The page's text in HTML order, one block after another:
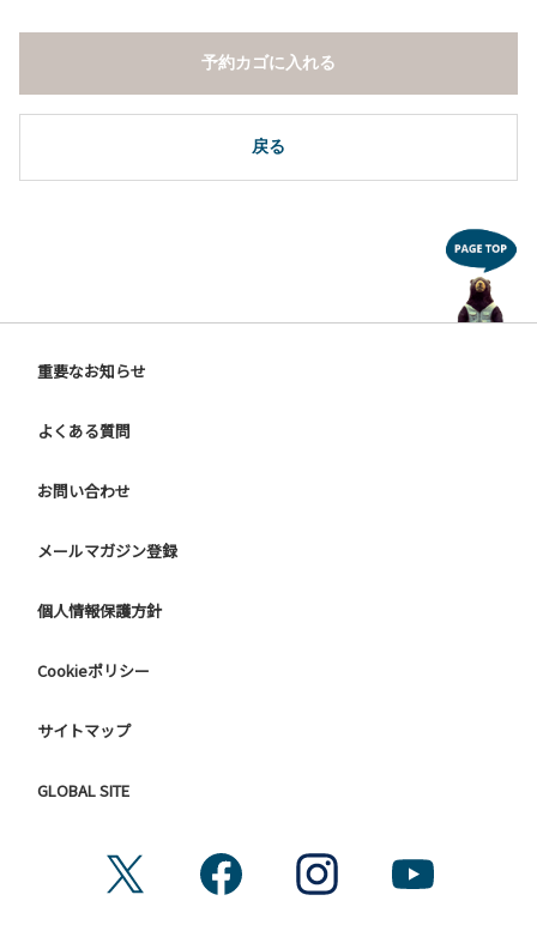
床面から高さ60cm以上離してご利用ください。
８.炭火の利用後は炭の鎮火の確認をお願いいたします。
９.BBQ台（BBQコンロやグリル）の貸出はございません。
10.駐車場や芝生スペースを含め、コテージ周辺でのタープ・
テントの設営、テーブル・椅子の持ち出しは禁止です。
２.安全管理上、お子様の単独での行動はご遠慮ください。
４.ご訪問客とのサイト内での面会はご遠慮願います。
６.周囲に迷惑となるような行為（夜間の大声での談笑等）や
７.BBQ台（BBQコンロやグリル）は床面から高さ60cm以上
さい。
９ ユニットハウス内のシンクでは、コンロや網などの洗浄は
１．サイト内への車両の進入
３．地面へ直火での焚き火、BBQ、キャンプファイヤー。
４．硬いボールでの球技。（野球、キャッチボール・サッカ
５．大きな音で音楽や楽器などを鳴らす行為。（ 但し貸切イ
ベントは除く）
戻る
予約カゴに入れる
重要なお知らせ
よくある質問
お問い合わせ
メールマガジン登録
個人情報保護方針
Cookieポリシー
サイトマップ
GLOBAL SITE